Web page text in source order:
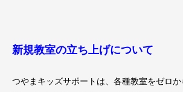
新規教室の立ち上げについて
つやまキッズサポートは、各種教室をゼロ